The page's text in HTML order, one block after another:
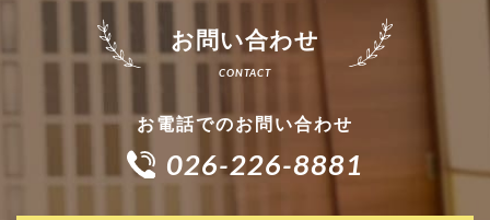
お問い合わせ
お電話でのお問い合わせ
026-226-8881